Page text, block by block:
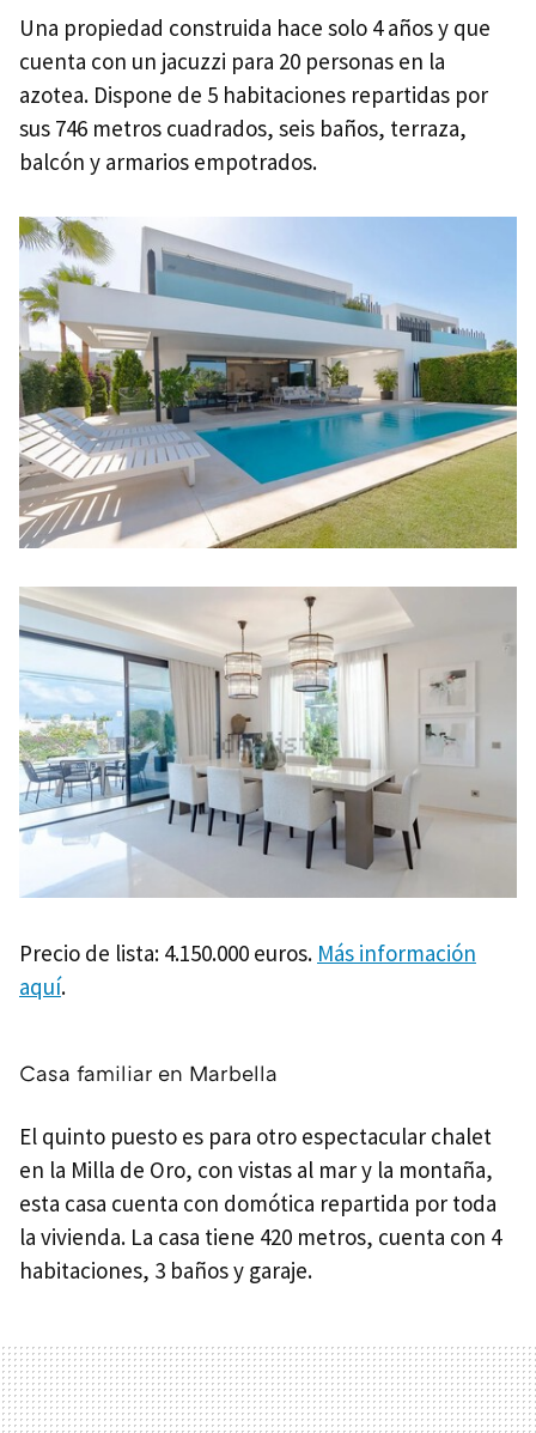
Una propiedad construida hace solo 4 años y que
cuenta con un jacuzzi para 20 personas en la
azotea. Dispone de 5 habitaciones repartidas por
sus 746 metros cuadrados, seis baños, terraza,
balcón y armarios empotrados.
Precio de lista: 4.150.000 euros. Más información
aquí.
Casa familiar en Marbella
El quinto puesto es para otro espectacular chalet
en la Milla de Oro, con vistas al mar y la montaña,
esta casa cuenta con domótica repartida por toda
la vivienda. La casa tiene 420 metros, cuenta con 4
habitaciones, 3 baños y garaje.